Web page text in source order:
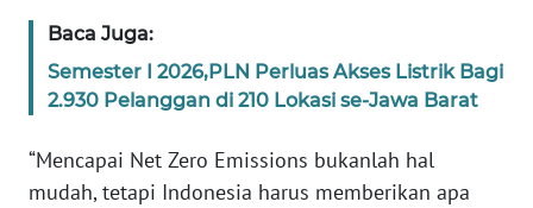
Baca Juga:
Semester I 2026,PLN Perluas Akses Listrik Bagi
2.930 Pelanggan di 210 Lokasi se-Jawa Barat
“Mencapai Net Zero Emissions bukanlah hal
mudah, tetapi Indonesia harus memberikan apa
PAPUA
WN
BARAT